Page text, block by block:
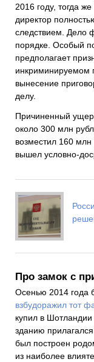
2016 году, тогда
директор
следствием. Дело
порядке. Особый
предполагает
инкриминируемом
вынесение
делу.
Причиненный
около 300 млн
возместил 160
вышел условно-
Про замок с
Осенью 2014 года
взбудоражил тот
купил в
зданию
был построен
из наиболее